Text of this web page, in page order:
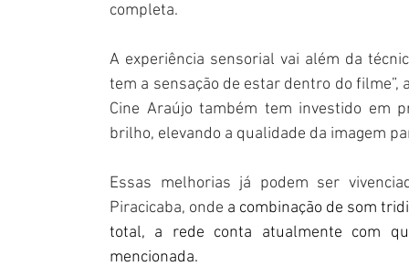
completa.
A experiência sensorial vai além da
tem a sensação de estar dentro do filme”,
Cine Araújo também tem investido em
brilho, elevando a qualidade da imagem
Essas melhorias já podem ser
Piracicaba, onde a combinação de som
total, a rede conta atualmente com
mencionada.